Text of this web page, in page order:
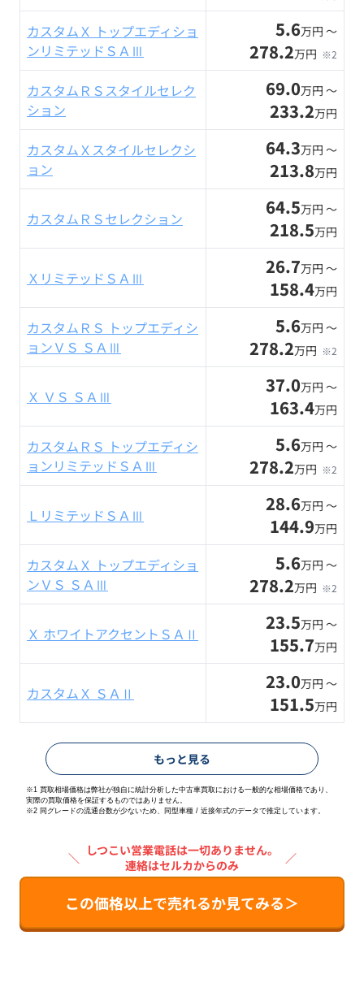
カスタムＸ トップエディショ
ンリミテッドＳＡⅢ
5.6万円 〜
278.2万円 ※2
カスタムＲＳスタイルセレク
ション
69.0万円 〜
233.2万円
カスタムＸスタイルセレクシ
ョン
64.3万円 〜
213.8万円
カスタムＲＳセレクション 64.5万円 〜
218.5万円
ＸリミテッドＳＡⅢ 26.7万円 〜
158.4万円
カスタムＲＳ トップエディシ
ョンＶＳ ＳＡⅢ
5.6万円 〜
278.2万円 ※2
Ｘ ＶＳ ＳＡⅢ 37.0万円 〜
163.4万円
カスタムＲＳ トップエディシ
ョンリミテッドＳＡⅢ
5.6万円 〜
278.2万円 ※2
ＬリミテッドＳＡⅢ 28.6万円 〜
144.9万円
カスタムＸ トップエディショ
ンＶＳ ＳＡⅢ
5.6万円 〜
278.2万円 ※2
Ｘ ホワイトアクセントＳＡⅡ 23.5万円 〜
155.7万円
カスタムＸ ＳＡⅡ 23.0万円 〜
151.5万円
もっと見る
※1 買取相場価格は弊社が独自に統計分析した中古車買取における一般的な相場価格であり、
実際の買取価格を保証するものではありません。
※2 同グレードの流通台数が少ないため、同型車種 / 近接年式のデータで推定しています。
＼
しつこい営業電話は一切ありません。
連絡はセルカからのみ
／
この価格以上で売れるか見てみる＞